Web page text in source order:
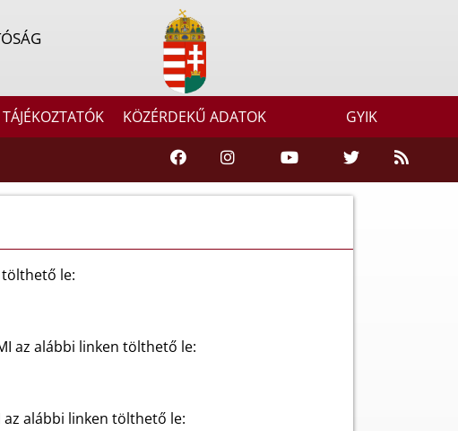
KÖZÉRDEKŰ ADATOK GYIK
tölthető le:
az alábbi linken tölthető le:
az alábbi linken tölthető le: